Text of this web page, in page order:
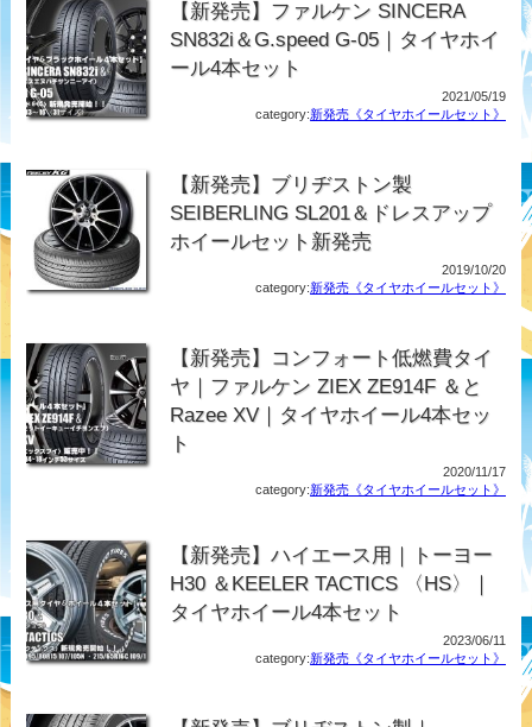
【新発売】ファルケン SINCERA
SN832i＆G.speed G-05｜タイヤホイ
ール4本セット
2021/05/19
category:新発売《タイヤホイールセット》
【新発売】ブリヂストン製
SEIBERLING SL201＆ドレスアップ
ホイールセット新発売
2019/10/20
category:新発売《タイヤホイールセット》
【新発売】コンフォート低燃費タイ
ヤ｜ファルケン ZIEX ZE914F ＆と
Razee XV｜タイヤホイール4本セッ
ト
2020/11/17
category:新発売《タイヤホイールセット》
【新発売】ハイエース用｜トーヨー
H30 ＆KEELER TACTICS 〈HS〉｜
タイヤホイール4本セット
2023/06/11
category:新発売《タイヤホイールセット》